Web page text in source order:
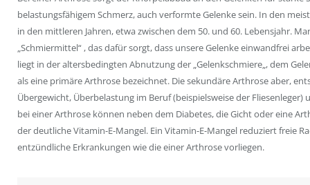
belastungsfähigem Schmerz, auch verformte Gelenke sein. In den
in den mittleren Jahren, etwa zwischen dem 50. und 60. Lebensjahr.
„Schmiermittel“ , das dafür sorgt, dass unsere Gelenke einwandfrei
liegt in der altersbedingten Abnutzung der „Gelenkschmiere„, dem
als eine primäre Arthrose bezeichnet. Die sekundäre Arthrose aber,
Übergewicht, Überbelastung im Beruf (beispielsweise der Fliesenleger)
bei einer Arthrose können neben dem Diabetes, die Gicht oder eine
der deutlicheVitamin-E-Mangel. Ein Vitamin-E-Mangel reduziert freie
entzündliche Erkrankungen wie die einer Arthrose vorliegen.